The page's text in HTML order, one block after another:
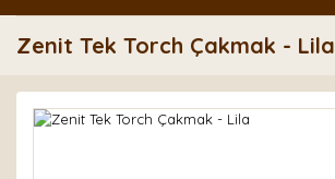
Zenit Tek Torch Çakmak - Lila